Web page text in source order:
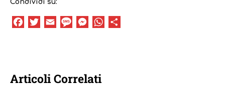
Condividi su:
Facebook
TwitterEmailMessageMessenger
WhatsApp
Articoli Correlati